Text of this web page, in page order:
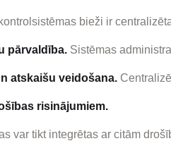
bieži ir
pārvaldība. Sistēmas
atskaišu veidošana.
risinājumiem.
var tikt integrētas ar citām